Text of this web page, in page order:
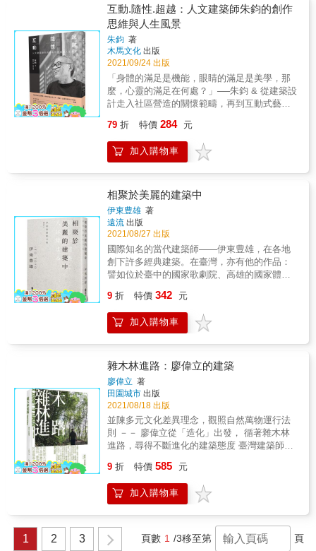
代主義代表的李祖原、漢寶德，與特立獨行的
吳增榮，以及在九○年代引領回歸現代主義的姚
仁喜；最後是歷經九二一地震與經濟泡沫化，
轉而省思臺灣在地現實與常民文化、回應自身
主體的謝英俊、黃聲遠、廖偉立、邱文傑。 &
透過兩位建築評論家坦率直白的見解，除了得
以回顧臺灣建築師面對的處境，洞悉他們如何
以設計趨近理想，尋找自身定位以及未來的可
能性；同時，更是對照出臺灣建築在面對現代
性的全球化挑戰下，既直行也迂迴、蹣跚卻可
互動.隨性.超越：人文建築師朱鈞的創作
思維與人生風景
朱鈞 著
木馬文化 出版
2021/09/24 出版
「身體的滿足是機能，眼睛的滿足是美學，那
麼，心靈的滿足在何處？」──朱鈞 & 從建築設
計走入社區營造的關懷範疇，再到互動式藝術
著空間藝術的理想。 & 朱鈞，是台灣取得普林
斯頓大學建築研究所獎學金而赴美留學的第一
人； 是任教於美國名校萊斯大學建築系、重視
動能豐沛的藝術創作者； 更是半世紀前即開始
思索社會意識，提出「社區&mdash;家
&mdash;人」的關係鏈，努力推動弱勢社區服
務的建築師。 跨過半個世紀，世界才追上，如
今觀諸台灣，似乎也正是城鎮失序的解方。 &
「在數位的時代裡，人們逐漸失去了真實。我
希望人們能透過自己的選擇找到自己。」 在建
築中，他始終思考著人與空間的關係，以極簡
的形式和方案，滿足人的需求； 在藝術中，他
雙方在參與中找到自己。 & 朱鈞的建築思辨與
實踐 朱鈞在美國的建築界站穩腳跟，舉凡住
宅、醫院、工廠、校舍、辦公大樓， 乃至都市
休士頓警察學校、台大醫院國際會議中心、 清
華大學動力機械工程學系新工程一館、台南天
主教學生活動中心等， 也都是朱鈞以極簡的形
式來滿足與實踐人的需求。 思考著人與空間最
和諧的關係，是他身為建築師的使命。 & 退而
不休的藝術老頑童 七十歲的朱鈞，以藝術家身
分出道，以他獨具一格的藝術觀，開啟第二段
舉辦展覽，見證了其創作動能豐沛。 頭銜已
換，但朱鈞的創作初衷依舊是對人的關懷，比
起「我」要創作什麼， 他更關注自己的作品如
創作不是目的，作品不是終點，而是反映他思
維的一種示範。 建築、藝術、生活，乃至人
79 折 特價 284 元
加入購物車
相聚於美麗的建築中
伊東豊雄 著
遠流 出版
2021/08/27 出版
國際知名的當代建築師――伊東豊雄，在各地
創下許多經典建築。在臺灣，亦有他的作品：
譬如位於臺中的國家歌劇院、高雄的國家體育
學院等。 2019年初，伊東豊雄先生不慎跌傷，
住院治療。在住院的這大半年時間，恰恰給了
一個靜思沉澱、與外界減少接觸的機緣。在這
9 折 特價 342 元
加入購物車
雜木林進路：廖偉立的建築
廖偉立 著
田園城市 出版
2021/08/18 出版
並陳多元文化差異理念，觀照自然萬物運行法
則 －－ 廖偉立從「造化」出發， 循著雜木林
進路，尋得不斷進化的建築態度 臺灣建築師廖
顯現出一股「造化」的能量，亦是一種永無止
息尋找「關係」並且不斷發展「變奏」可能的
過程，企圖在新／舊的混合與聯結、建築／自
合能量。 本書以「雜木林進路」為題，紙上展
陳廖偉立近年九件代表性作品，並集結臺灣當
9 折 特價 585 元
加入購物車
1 2 3 頁數 1 /3移至第 頁